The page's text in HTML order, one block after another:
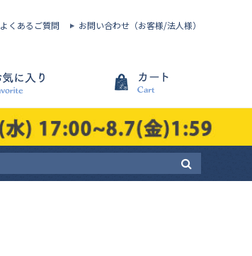
よくあるご質問 お問い合わせ（お客様/法人様）